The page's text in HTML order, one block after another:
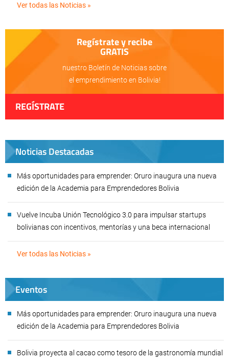
Ver todas las Noticias »
Regístrate y recibe
GRATIS
nuestro Boletín de Noticias sobre
el emprendimiento en Bolivia!
REGÍSTRATE
Noticias Destacadas
Más oportunidades para emprender: Oruro inaugura una nueva
edición de la Academia para Emprendedores Bolivia
Vuelve Incuba Unión Tecnológico 3.0 para impulsar startups
bolivianas con incentivos, mentorías y una beca internacional
Ver todas las Noticias »
Eventos
Más oportunidades para emprender: Oruro inaugura una nueva
edición de la Academia para Emprendedores Bolivia
Bolivia proyecta al cacao como tesoro de la gastronomía mundial